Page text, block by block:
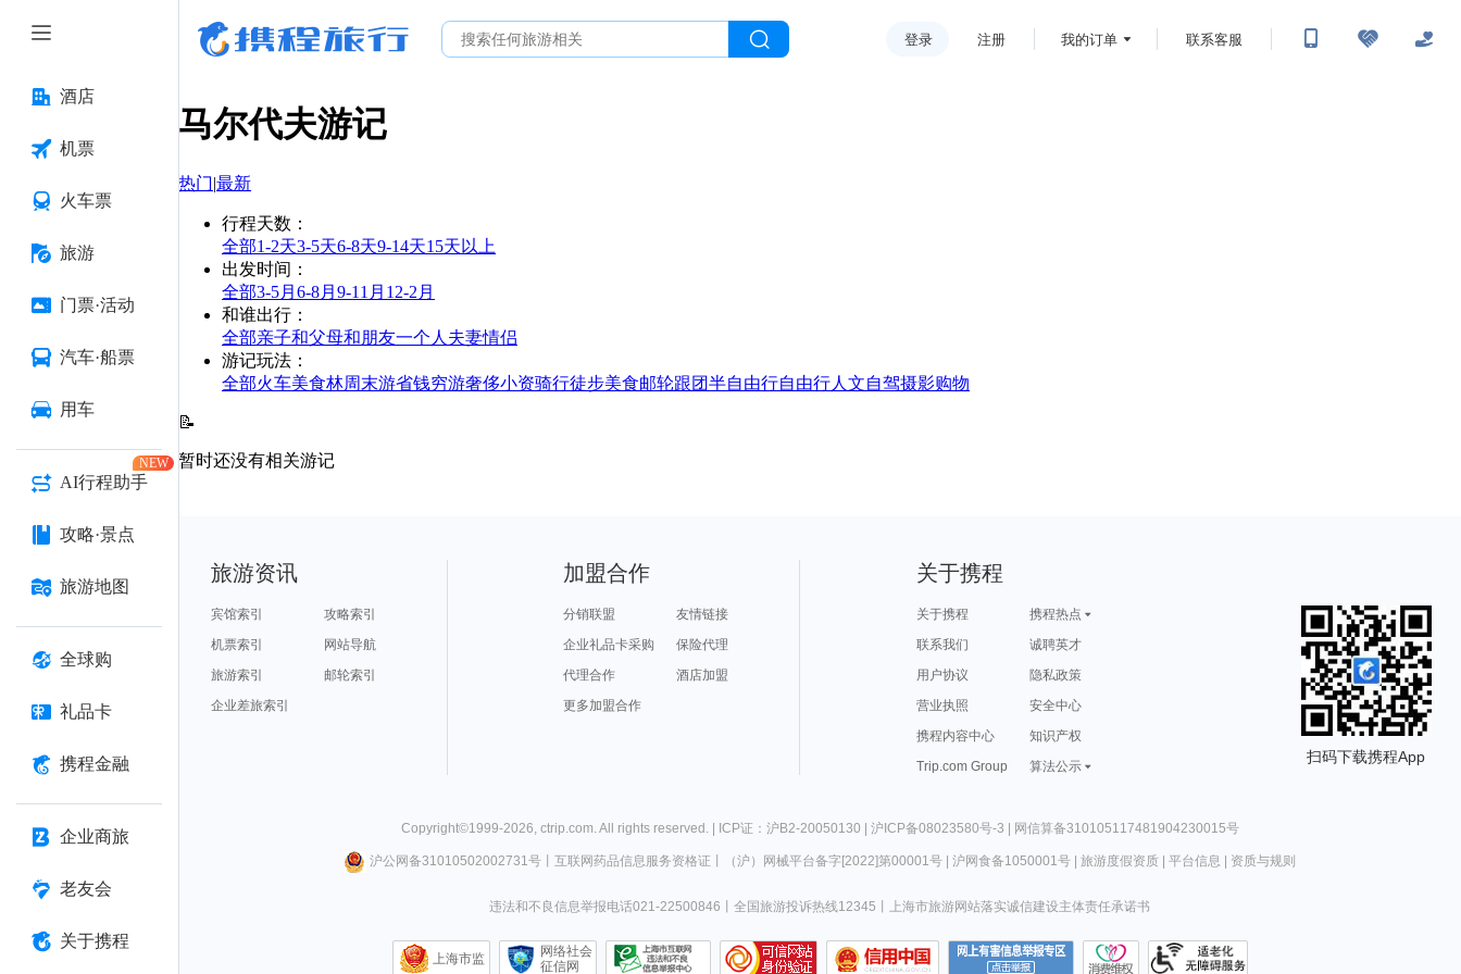
酒店
机票
火车票
旅游
门票·活动
汽车·船票
用车
AI行程助手
NEW
攻略·景点
旅游地图
全球购
礼品卡
携程金融
企业商旅
老友会
关于携程
登录 注册 我的订单 联系客服
马尔代夫游记
热门|最新
行程天数 ：
全部1-2天3-5天6-8天9-14天15天以上
出发时间 ：
全部3-5月 6-8月 9-11月 12-2月
和谁出行 ：
全部亲子和父母和朋友一个人 夫妻情侣
游记玩法 ：
全部火车美食林周末游省钱穷游奢侈小资骑行徒步美食邮轮跟团半自由行自由行人文自驾摄影购物
📝
暂时还没有相关游记
旅游资讯
宾馆索引
攻略索引
机票索引
网站导航
旅游索引
邮轮索引
企业差旅索引
加盟合作
分销联盟
友情链接
企业礼品卡采购
保险代理
代理合作
酒店加盟
更多加盟合作
关于携程
关于携程
携程热点
联系我们
诚聘英才
用户协议
隐私政策
营业执照
安全中心
携程内容中心
知识产权
Trip.com Group
算法公示
扫码下载携程App
Copyright©1999-2026, ctrip.com. All rights reserved. | ICP证：沪B2-20050130 | 沪ICP备08023580号-3 | 网信算备310105117481904230015号
沪公网备31010502002731号丨 互联网药品信息服务资格证 （沪）网械平台备字[2022]第00001号| 沪网食备1050001号| 旅游度假资质| 平台信息 资质与规则
违法和不良信息举报电话021-22500846 全国旅游投诉热线12345 上海市旅游网站落实诚信建设主体责任承诺书
上海市监
网络社会
征信网